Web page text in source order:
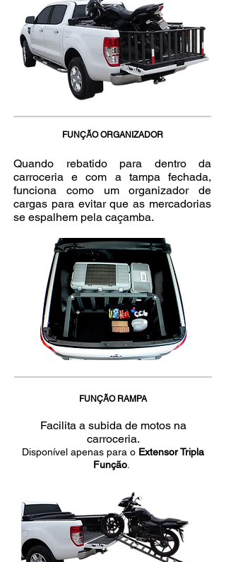
FUNÇÃO ORGANIZADOR
Quando rebatido para dentro da
carroceria e com a tampa fechada,
funciona como um organizador de
cargas para evitar que as mercadorias
se espalhem pela caçamba.
FUNÇÃO RAMPA
Facilita a subida de motos na
carroceria.
Disponível apenas para o Extensor Tripla
Função